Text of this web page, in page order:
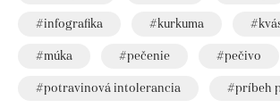
infografika kurkuma
múka pečenie pečivo
potravinová intolerancia príbeh